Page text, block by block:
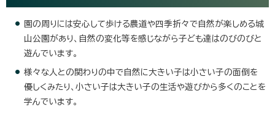
園の周りには安心して歩ける農道や四季折々で自然が楽しめる城
山公園があり、自然の変化等を感じながら子ども達はのびのびと
遊んでいます。
様々な人との関わりの中で自然に大きい子は小さい子の面倒を
優しくみたり、小さい子は大きい子の生活や遊びから多くのことを
学んでいます。